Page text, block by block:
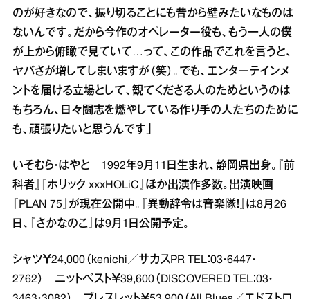
のが好きなので、振り切ることにも昔から壁みたいなものは
ないんです。だから今作のオペレーター役も、もう一人の僕
が上から俯瞰で見ていて…って、この作品でこれを言うと、
ヤバさが増してしまいますが（笑）。でも、エンターテインメ
ントを届ける立場として、観てくださる人のためというのは
もちろん、日々闘志を燃やしている作り手の人たちのために
も、頑張りたいと思うんです」
いそむら・はやと 1992年9月11日生まれ、静岡県出身。『前
科者』『ホリック xxxHOLiC』ほか出演作多数。出演映画
『PLAN 75』が現在公開中。『異動辞令は音楽隊！』は8月26
日、『さかなのこ』は9月1日公開予定。
シャツ￥24,000（kenichi／サカスPR TEL：03・6447・
2762） ニットベスト￥39,600（DISCOVERED TEL：03・